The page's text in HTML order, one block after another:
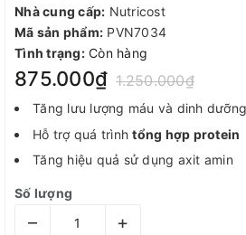
Nhà cung cấp: Nutricost
Mã sản phẩm: PVN7034
Tình trạng: Còn hàng
875.000₫ 1.250.000₫
Tăng lưu lượng máu và dinh
Hỗ trợ quá trìnhtổng hợp protein
Tăng hiệu quả sử dụng axit amin
Số lượng
– +